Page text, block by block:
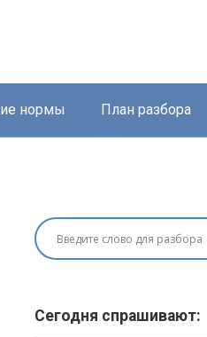
нормы План разбора
Сегодня спрашивают: